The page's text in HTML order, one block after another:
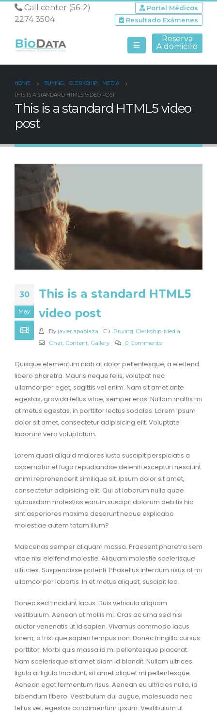
Call center (56-2)
2274 3504
Portal Médicos
Resultado Exámenes
Reserva
A domicilio
HOME BUYING, CLERKSHIP,
MEDIA
THIS IS A STANDARD HTML5 VIDEO POST
This is a standard HTML5 video
post
30
May
This is a standard HTML5
video post
By javier.apablaza Buying, Clerkship, Media
Chat, Content, Gallery 0 Comments
Quisque elementum nibh at dolor pellentesque, a eleifend
libero pharetra. Mauris neque felis, volutpat nec
ullamcorper eget, sagittis vel enim. Nam sit amet ante
egestas, gravida tellus vitae, semper eros. Nullam mattis mi
at metus egestas, in porttitor lectus sodales. Lorem ipsum
dolor sit amet, consectetur adipisicing elit. Voluptate
laborum vero voluptatum.
Lorem quasi aliquid maiores iusto suscipit perspiciatis a
aspernatur et fuga repudiandae deleniti excepturi nesciunt
animi reprehenderit similique sit. ipsum dolor sit amet,
consectetur adipisicing elit. Qui at laborum nulla quae
quibusdam molestias earum suscipit dolorum debitis hic
sint asperiores maxime deserunt neque explicabo
molestiae autem totam illum?
Maecenas semper aliquam massa. Praesent pharetra sem
vitae nisi eleifend molestie. Aliquam molestie scelerisque
ultricies. Suspendisse potenti. Phasellus interdum risus at mi
ullamcorper lobortis. In et metus aliquet, suscipit leo.
Donec sed tincidunt lacus. Duis vehicula aliquam
vestibulum. Aenean at mollis mi. Cras ac urna sed nisi
auctor venenatis ut id sapien. Vivamus commodo lacus
lorem, a tristique sapien tempus non. Donec fringilla cursus
porttitor. Morbi quis massa id mi pellentesque placerat.
Nam scelerisque sit amet diam id blandit. Nullam ultrices
ligula at ligula tincidunt, sit amet aliquet mi pellentesque.
Aenean eget fermentum risus. Aenean eu ultricies nulla, id
bibendum libero. Vestibulum dui augue, malesuada nec
tellus vel, egestas condimentum ipsum. Vestibulum ut.